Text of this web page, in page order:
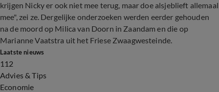
krijgen Nicky er ook niet mee terug, maar doe alsjeblieft allemaal
mee", zei ze. Dergelijke onderzoeken werden eerder gehouden
na de moord op Milica van Doorn in Zaandam en die op
Marianne Vaatstra uit het Friese Zwaagwesteinde.
Laatste nieuws
112
Advies & Tips
Economie